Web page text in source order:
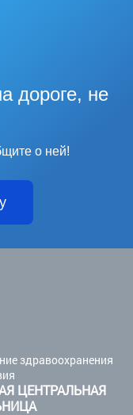
дороге, не
о ней!
здравоохранения
ЦЕНТРАЛЬНАЯ